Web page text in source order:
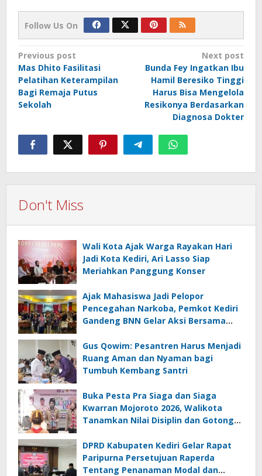
Follow Us On
Post
navigation
Previous post
Mas Dhito Fasilitasi
Pelatihan Keterampilan
Bagi Remaja Putus
Sekolah
Next post
Bunda Fey Ingatkan Ibu
Hamil Beresiko Tinggi
Harus Bisa Mengelola
Resikonya Berdasarkan
Diagnosa Dokter
Don't Miss
Wali Kota Ajak Warga Rayakan Hari
Jadi Kota Kediri, Ari Lasso Siap
Meriahkan Panggung Konser
Ajak Mahasiswa Jadi Pelopor
Pencegahan Narkoba, Pemkot Kediri
Gandeng BNN Gelar Aksi Bersama
Gus Qowim: Pesantren Harus Menjadi
Ruang Aman dan Nyaman bagi
Tumbuh Kembang Santri
Buka Pesta Pra Siaga dan Siaga
Kwarran Mojoroto 2026, Walikota
Tanamkan Nilai Disiplin dan Gotong
DPRD Kabupaten Kediri Gelar Rapat
Paripurna Persetujuan Raperda
Tentang Penanaman Modal dan